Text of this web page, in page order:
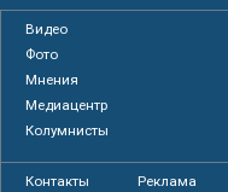
Видео
Фото
Мнения
Медиацентр
Колумнисты
Контакты Реклама